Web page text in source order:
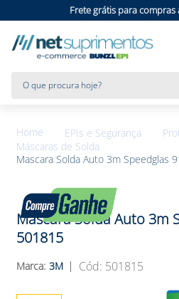
Frete grátis para compras
EPIs e Segurança
Máscaras de Solda
Mascara Solda Auto 3m Speedglas
Mascara Solda Auto 3m
501815
3M : 501815